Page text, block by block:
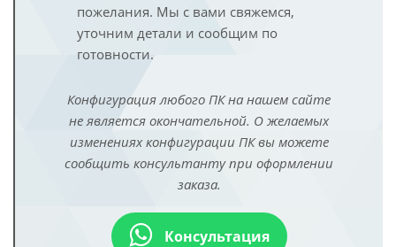
пожелания. Мы с вами свяжемся,
уточним детали и сообщим по
готовности.
Конфигурация любого ПК на нашем сайте
не является окончательной. О желаемых
изменениях конфигурации ПК вы можете
сообщить консультанту при оформлении
заказа.
Консультация